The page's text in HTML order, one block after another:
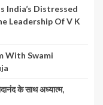
India’s Distressed
Leadership Of V K
With Swami
के साथ अध्यात्म,